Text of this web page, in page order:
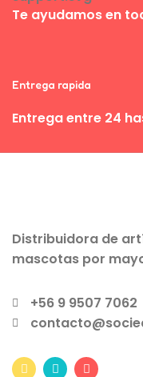
Te ayudamos en
Entrega rapida
Entrega entre 24
Distribuidora de
mascotas por
+56 9 9507 7062